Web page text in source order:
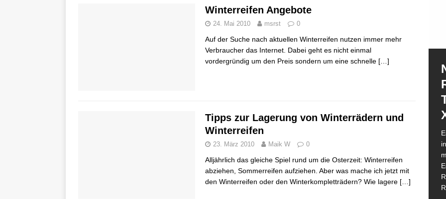
Winterreifen Angebote
24. Mai 2010 msrst 0
Auf der Suche nach aktuellen Winterreifen nutzen immer mehr
Verbraucher das Internet. Dabei geht es nicht einmal
vordergründig um den Preis sondern um eine schnelle […]
Tipps zur Lagerung von Winterrädern und
Winterreifen
23. März 2010 Maik W 0
Alljährlich das gleiche Spiel rund um die Osterzeit: Winterreifen
abziehen, Sommerreifen aufziehen. Aber was mache ich jetzt mit
den Winterreifen oder den Winterkompletträdern? Wie lagere […]